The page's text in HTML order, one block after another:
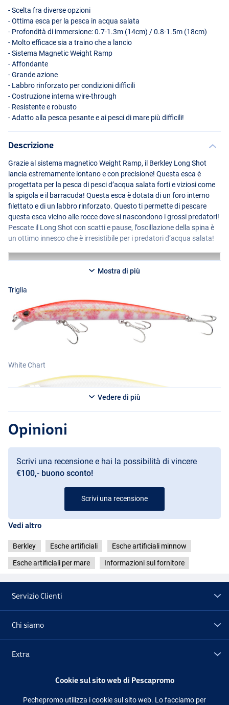
Green Mackerel
Wagasaki
- Scelta fra diverse opzioni
- Ottima esca per la pesca in acqua salata
- Profondità di immersione: 0.7-1.3m (14cm) / 0.8-1.5m (18cm)
- Molto efficace sia a traino che a lancio
- Sistema Magnetic Weight Ramp
- Affondante
- Grande azione
- Labbro rinforzato per condizioni difficili
- Costruzione interna wire-through
- Resistente e robusto
- Adatto alla pesca pesante e ai pesci di mare più difficili!
Descrizione
Grazie al sistema magnetico Weight Ramp, il Berkley Long Shot
lancia estremamente lontano e con precisione! Questa esca è
progettata per la pesca di pesci d’acqua salata forti e viziosi come
la spigola e il barracuda! Questa esca è dotata di un foro interno
filettato e di un labbro rinforzato. Questo ti permette di pescare
questa esca vicino alle rocce dove si nascondono i grossi predatori!
Pescate il Long Shot con scatti e pause, l’oscillazione della spina è
un ottimo innesco che è irresistibile per i predatori d’acqua salata!
Mostra di più
Triglia
White Chart
Vedere di più
Opinioni
Scrivi una recensione e hai la possibilità di vincere
€100,- buono sconto!
Scrivi una recensione
Vedi altro
Berkley Esche artificiali Esche artificiali minnow
Esche artificiali per mare Informazioni sul fornitore
Servizio Clienti
Chi siamo
Extra
Cookie sul sito web di Pescapromo
Pechepromo utilizza i cookie sul sito web. Lo facciamo per